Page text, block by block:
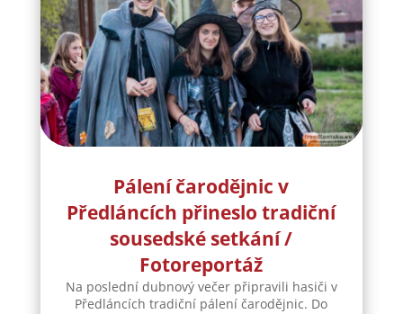
Pálení čarodějnic v
Předláncích přineslo tradiční
sousedské setkání /
Fotoreportáž
Předláncích tradiční pálení čarodějnic. Do
místního parku dorazili malí i velcí návštěvníci
a nechyběly nejen děti v čarodějnických
maskách a kostýmech, které dodaly celé akci tu
správnou atmosféru. Večer se nesl především...
číst více